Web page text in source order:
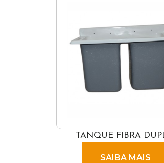
TANQUE FIBRA
SAIBA MAIS